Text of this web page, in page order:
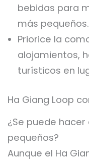
bebidas para
más pequeños.
Priorice la
alojamientos,
turísticos en
Ha Giang Loop
¿Se puede hacer
pequeños?
Aunque el Ha